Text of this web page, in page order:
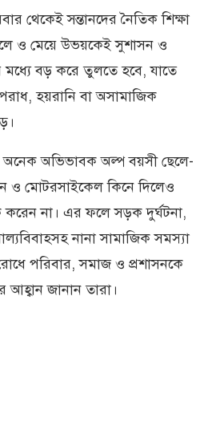
থেকেই সন্তানদের নৈতিক শিক্ষা
ও মেয়ে উভয়কেই সুশাসন ও
মধ্যে বড় করে তুলতে হবে, যাতে
হয়রানি বা অসামাজিক
অনেক অভিভাবক অল্প বয়সী ছেলে-
ও মোটরসাইকেল কিনে দিলেও
করেন না। এর ফলে সড়ক দুর্ঘটনা,
নানা সামাজিক সমস্যা
পরিবার, সমাজ ও প্রশাসনকে
জানান তারা।